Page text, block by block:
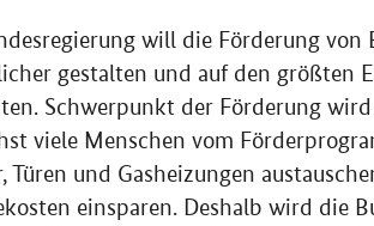
will die Förderung
gestalten und auf den größten
Schwerpunkt der Förderung
viele Menschen vom
Türen und Gasheizungen
einsparen. Deshalb wird die